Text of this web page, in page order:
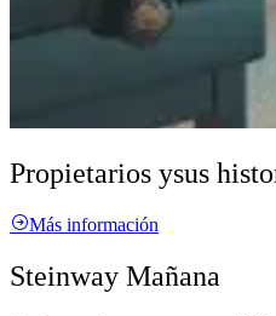
Propietarios ysus
Más información
Steinway Mañana